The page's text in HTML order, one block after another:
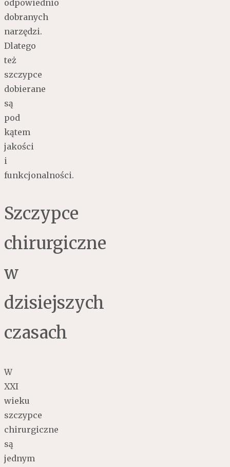
odpowiednio
dobranych
narzędzi.
Dlatego
też
szczypce
dobierane
są
pod
kątem
jakości
i
funkcjonalności.
Szczypce
chirurgiczne
w
dzisiejszych
czasach
W
XXI
wieku
szczypce
chirurgiczne
są
jednym